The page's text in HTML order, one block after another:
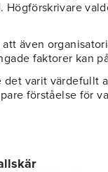
Högförskrivare
även
faktorer kan
det varit värdefullt
förståelse för